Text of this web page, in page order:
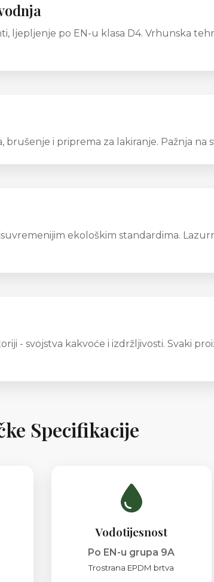
ljepljenje po EN-u klasa D4. Vrhunska
brušenje i priprema za lakiranje. Pažnja na
ekološkim standardima.
- svojstva kakvoće i izdržljivosti. Svaki
Specifikacije
Vodotijesnost
Po EN-u grupa 9A
Trostrana EPDM brtva